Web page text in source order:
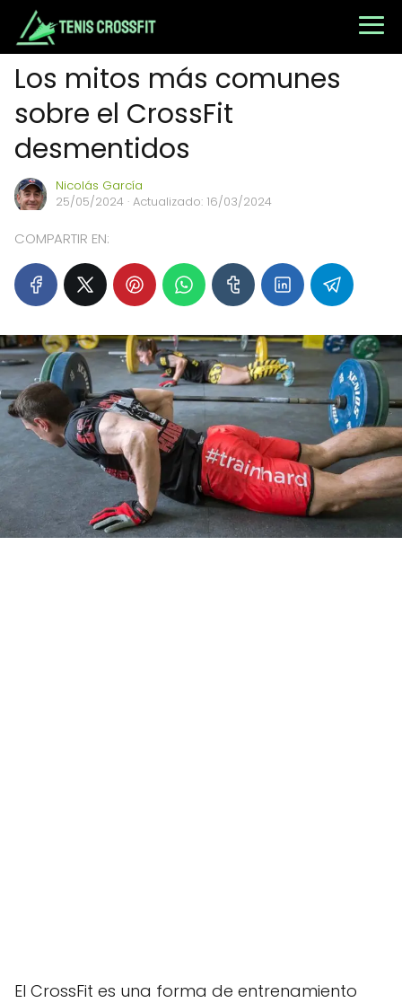
Los mitos más comunes
sobre el CrossFit
desmentidos
Nicolás García
25/05/2024 · Actualizado: 16/03/2024
COMPARTIR EN:
El CrossFit es una forma de entrenamiento